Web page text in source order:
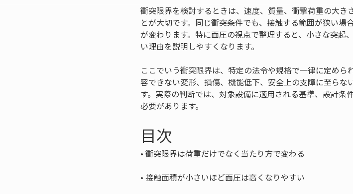
衝突限界を検討するときは、速度、質量、衝撃荷重の大
とが大切です。同じ衝突条件でも、接触する範囲が狭い
が変わります。特に面圧の視点で整理すると、小さな突
い理由を説明しやすくなります。
ここでいう衝突限界は、特定の法令や規格で一律に定め
容できない変形、損傷、機能低下、安全上の支障に至ら
す。実際の判断では、対象設備に適用される基準、設計
必要があります。
目次
•
•